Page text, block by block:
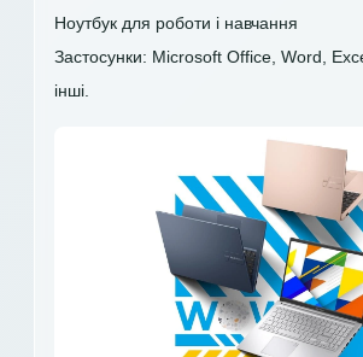
Ноутбук для роботи і навчання
Застосунки: Microsoft Office, Word,
інші.